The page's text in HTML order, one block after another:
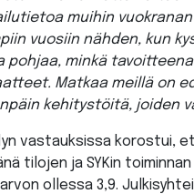
muihin
vuosiin nähden, kun
pohjaa, minkä
Matkaa meillä on
kehitystöitä, joiden
vastauksissa korostui,
tilojen ja SYKin
ollessa 3,9.